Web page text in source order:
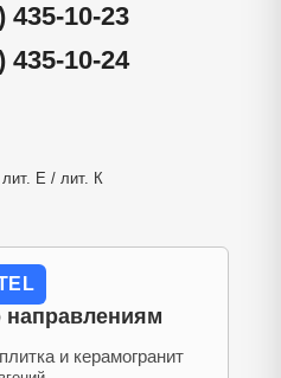
435-10-23
435-10-24
Е / лит. К
направлениям
и керамогранит